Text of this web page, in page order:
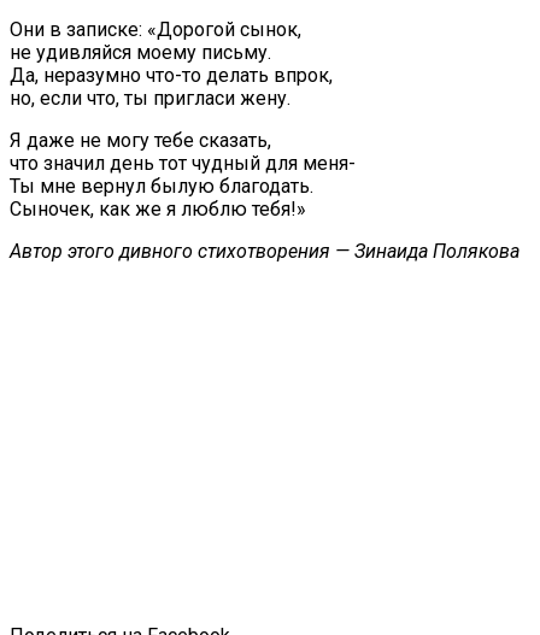
Они в записке: «Дорогой сынок,
не удивляйся моему письму.
Да, неразумно что-то делать впрок,
но, если что, ты пригласи жену.
Я даже не могу тебе сказать,
что значил день тот чудный для меня-
Ты мне вернул былую благодать.
Сыночек, как же я люблю тебя!»
Автор этого дивного стихотворения — Зинаида Полякова